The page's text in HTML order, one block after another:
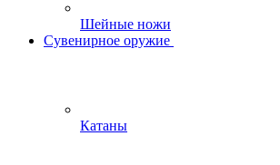
Шейные ножи
Сувенирное оружие
Катаны